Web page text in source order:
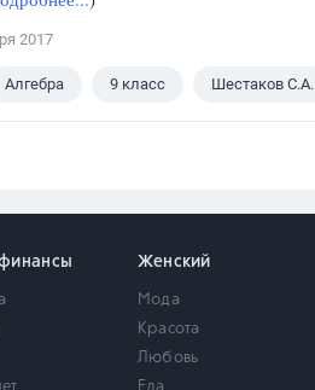
2017
Алгебра 9 класс Шестаков С.А.
Женский
Мода
Красота
Любовь